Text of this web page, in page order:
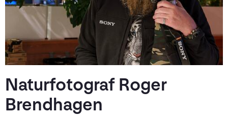
Naturfotograf Roger
Brendhagen